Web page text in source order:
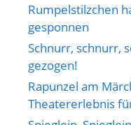
Rumpelstilzchen
gesponnen
Schnurr, schnurr,
gezogen!
Rapunzel am
Theatererlebnis